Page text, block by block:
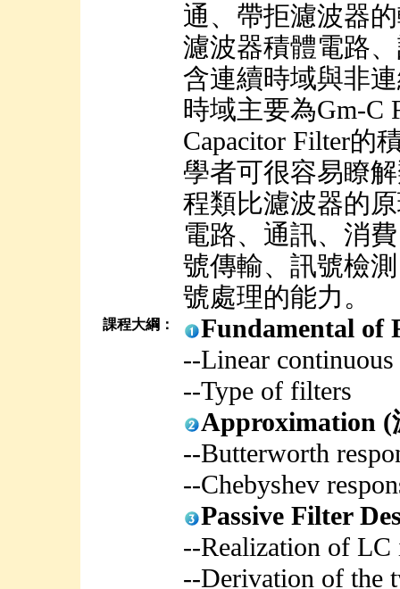
通、帶拒濾波器
濾波器積體電路
含連續時域與非
時域主要為Gm-C
Capacitor Filter的
學者可很容易瞭
程類比濾波器的
電路、通訊、消
號傳輸、訊號檢
號處理的能力。
課程大綱：
Fundamental of
--Linear
--Type of filters
Approximation (
--Butterworth
--Chebyshev
Passive Filter
--Realization of LC
--Derivation of the